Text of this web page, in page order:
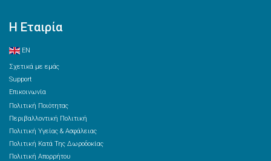
Η Εταιρία
EN
Σχετικά με εμάς
Support
Επικοινωνία
Πολιτική Ποιότητας
Περιβαλλοντική Πολιτική
Πολιτική Υγείας & Ασφάλειας
Πολιτική Κατά Της Δωροδοκίας
Πολιτική Απορρήτου